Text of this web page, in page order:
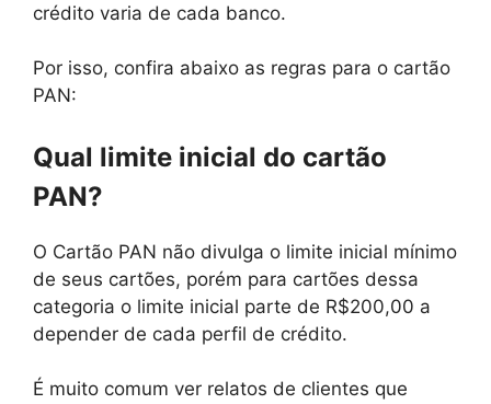
crédito varia de cada banco.
Por isso, confira abaixo as regras para o cartão
PAN:
Qual limite inicial do cartão
PAN?
O Cartão PAN não divulga o limite inicial mínimo
de seus cartões, porém para cartões dessa
categoria o limite inicial parte de R$200,00 a
depender de cada perfil de crédito.
É muito comum ver relatos de clientes que